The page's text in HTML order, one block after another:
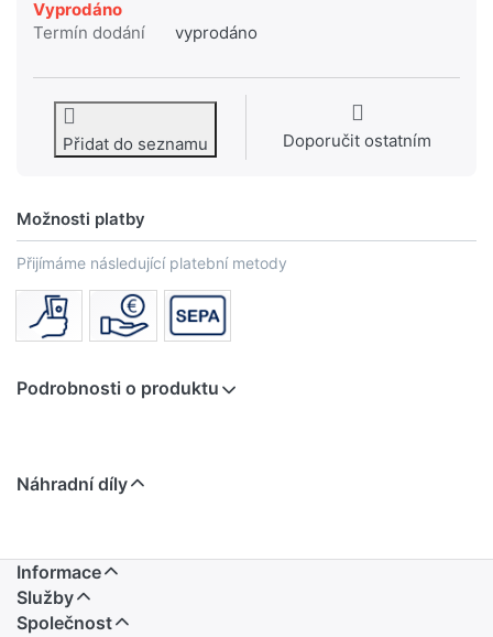
Vyprodáno
Termín dodání
vyprodáno
Přidat do seznamu Doporučit ostatním
Možnosti platby
Přijímáme následující platební metody
Podrobnosti o produktu
Náhradní díly
Informace
Služby
Společnost